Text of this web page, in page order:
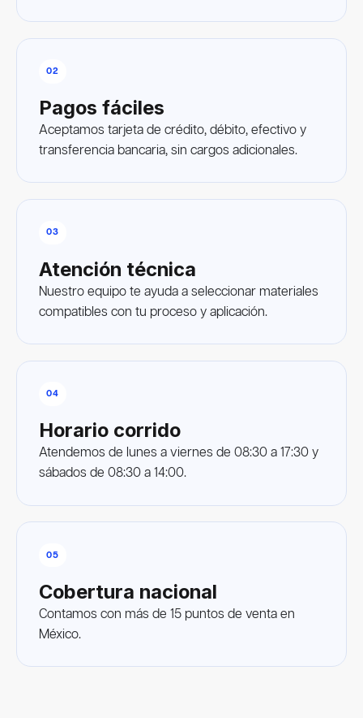
02
Pagos fáciles
Aceptamos tarjeta de crédito, débito, efectivo y
transferencia bancaria, sin cargos adicionales.
03
Atención técnica
Nuestro equipo te ayuda a seleccionar materiales
compatibles con tu proceso y aplicación.
04
Horario corrido
Atendemos de lunes a viernes de 08:30 a 17:30 y
sábados de 08:30 a 14:00.
05
Cobertura nacional
Contamos con más de 15 puntos de venta en
México.